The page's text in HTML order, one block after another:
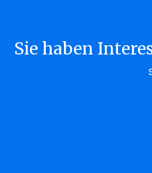
Sie haben